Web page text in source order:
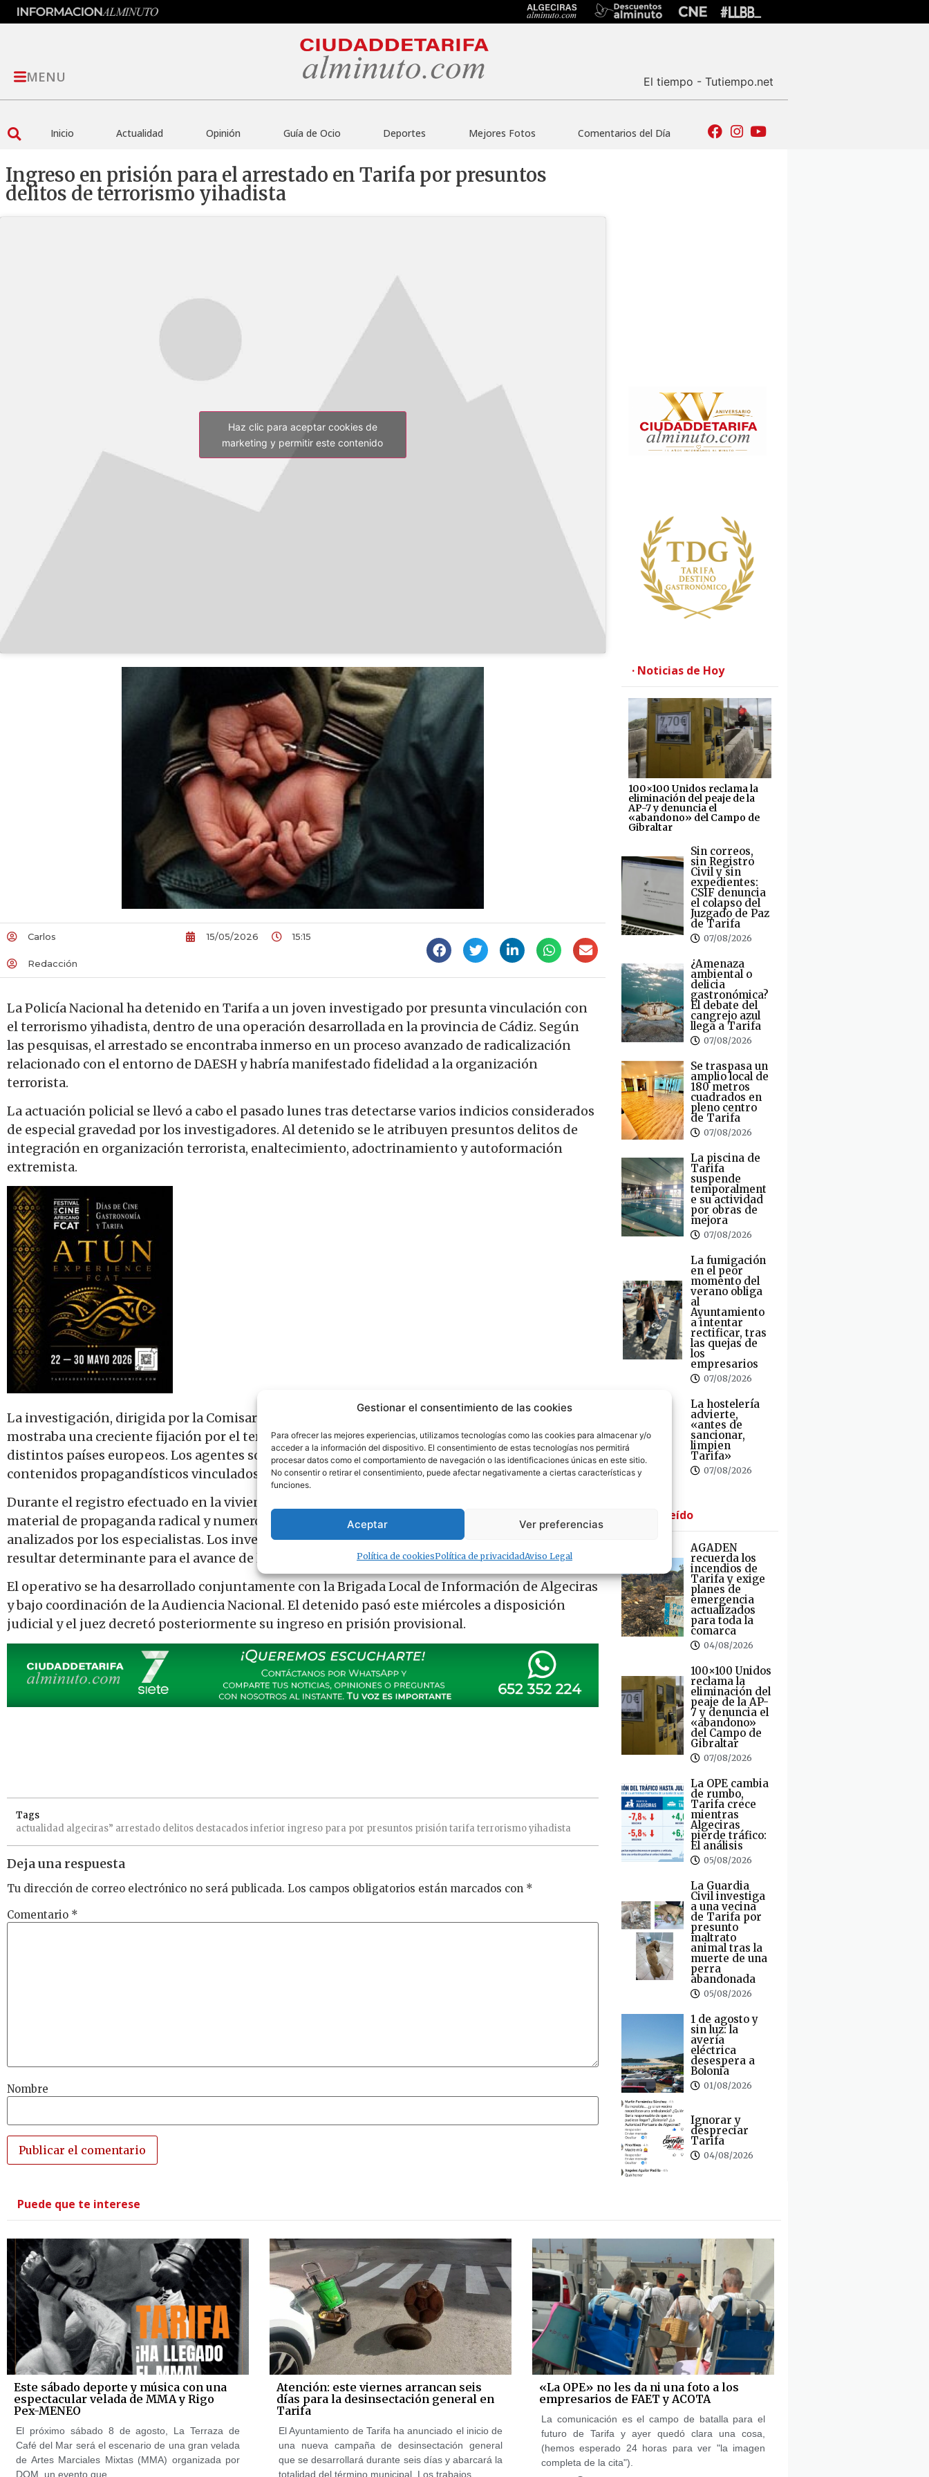
Gestionar el consentimiento de las cookies
Para ofrecer las mejores experiencias, utilizamos tecnologías como las cookies para almacenar y/o
acceder a la información del dispositivo. El consentimiento de estas tecnologías nos permitirá
procesar datos como el comportamiento de navegación o las identificaciones únicas en este sitio.
No consentir o retirar el consentimiento, puede afectar negativamente a ciertas características y
funciones.
Aceptar Ver preferencias
Política de cookiesPolítica de privacidadAviso Legal
MENU El tiempo - Tutiempo.net
Inicio Actualidad Opinión Guía de Ocio Deportes Mejores Fotos Comentarios del Día
Ingreso en prisión para el arrestado en Tarifa por presuntos
delitos de terrorismo yihadista
Haz clic para aceptar cookies de
marketing y permitir este contenido
Carlos
Redacción
15/05/2026 15:15
La Policía Nacional ha detenido en Tarifa a un joven investigado por presunta vinculación con
el terrorismo yihadista, dentro de una operación desarrollada en la provincia de Cádiz. Según
las pesquisas, el arrestado se encontraba inmerso en un proceso avanzado de radicalización
relacionado con el entorno de DAESH y habría manifestado fidelidad a la organización
terrorista.
La actuación policial se llevó a cabo el pasado lunes tras detectarse varios indicios considerados
de especial gravedad por los investigadores. Al detenido se le atribuyen presuntos delitos de
integración en organización terrorista, enaltecimiento, adoctrinamiento y autoformación
extremista.
La investigación, dirigida por la Comisaría General de Información, apunta a que el joven
mostraba una creciente fijación por el terrorismo yihadista y por atentados cometidos en
distintos países europeos. Los agentes sostienen además que consumía de forma habitual
contenidos propagandísticos vinculados al extremismo islamista.
Durante el registro efectuado en la vivienda del arrestado, la Policía intervino abundante
material de propaganda radical y numerosos dispositivos electrónicos que continúan siendo
analizados por los especialistas. Los investigadores consideran que el contenido hallado puede
resultar determinante para el avance de la causa.
El operativo se ha desarrollado conjuntamente con la Brigada Local de Información de Algeciras
y bajo coordinación de la Audiencia Nacional. El detenido pasó este miércoles a disposición
judicial y el juez decretó posteriormente su ingreso en prisión provisional.
Tags
actualidad algeciras” arrestado delitos destacadosinferior ingreso para por presuntos prisióntarifa terrorismoyihadista
Deja una respuesta
Tu dirección de correo electrónico no será publicada. Los campos obligatorios están marcados con *
Comentario *
Nombre
· Noticias de Hoy
100×100 Unidos reclama la
eliminación del peaje de la
AP-7 y denuncia el
«abandono» del Campo de
Gibraltar
Sin correos,
sin Registro
Civil y sin
expedientes:
CSIF denuncia
el colapso del
Juzgado de Paz
de Tarifa
07/08/2026
¿Amenaza
ambiental o
delicia
gastronómica?
El debate del
cangrejo azul
llega a Tarifa
07/08/2026
Se traspasa un
amplio local de
180 metros
cuadrados en
pleno centro
de Tarifa
07/08/2026
La piscina de
Tarifa
suspende
temporalment
e su actividad
por obras de
mejora
07/08/2026
La fumigación
en el peor
momento del
verano obliga
al
Ayuntamiento
a intentar
rectificar, tras
las quejas de
los
empresarios
07/08/2026
La hostelería
advierte,
«antes de
sancionar,
limpien
Tarifa»
07/08/2026
· Lo + Leído
AGADEN
recuerda los
incendios de
Tarifa y exige
planes de
emergencia
actualizados
para toda la
comarca
04/08/2026
100×100 Unidos
reclama la
eliminación del
peaje de la AP-
7 y denuncia el
«abandono»
del Campo de
Gibraltar
07/08/2026
La OPE cambia
de rumbo,
Tarifa crece
mientras
Algeciras
pierde tráfico:
El análisis
05/08/2026
La Guardia
Civil investiga
a una vecina
de Tarifa por
presunto
maltrato
animal tras la
muerte de una
perra
abandonada
05/08/2026
1 de agosto y
sin luz: la
avería
eléctrica
desespera a
Bolonia
01/08/2026
Ignorar y
despreciar
Tarifa
04/08/2026
Puede que te interese
Este sábado deporte y música con una
espectacular velada de MMA y Rigo
Pex-MENEO
El próximo sábado 8 de agosto, La Terraza de
Café del Mar será el escenario de una gran velada
de Artes Marciales Mixtas (MMA) organizada por
DOM, un evento que
Atención: este viernes arrancan seis
días para la desinsectación general en
Tarifa
El Ayuntamiento de Tarifa ha anunciado el inicio de
una nueva campaña de desinsectación general
que se desarrollará durante seis días y abarcará la
totalidad del término municipal. Los trabajos
«La OPE» no les da ni una foto a los
empresarios de FAET y ACOTA
La comunicación es el campo de batalla para el
futuro de Tarifa y ayer quedó clara una cosa,
(hemos esperado 24 horas para ver "la imagen
completa de la cita").